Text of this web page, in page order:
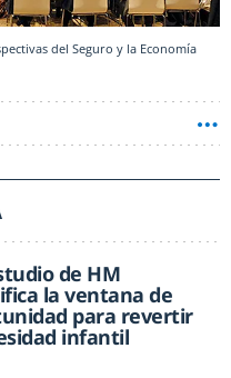
del Seguro y la Economía
de HM
la ventana de
para revertir
infantil